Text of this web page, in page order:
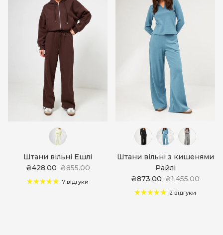
Штани вільні Ешлі
₴428.00 ₴855.00
7 відгуки
Штани вільні з кишенями
Райлі
₴873.00 ₴1,455.00
2 відгуки